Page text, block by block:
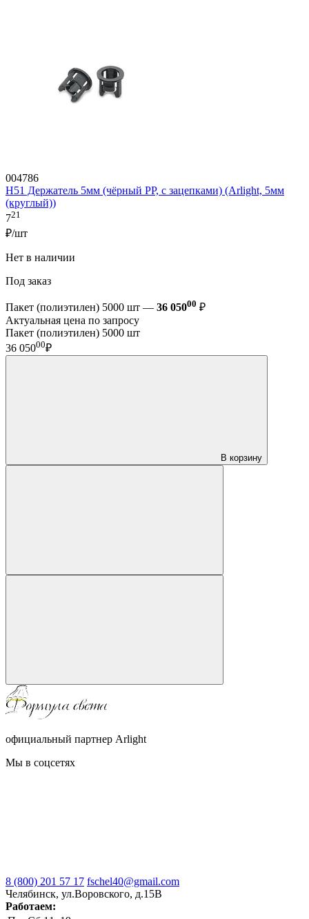
004786
H51 Держатель 5мм (чёрный PP, с зацепками) (Arlight, 5мм
(круглый))
721
₽/шт
Нет в наличии
Под заказ
Пакет (полиэтилен) 5000 шт — 36 05000 ₽
Актуальная цена по запросу
Пакет (полиэтилен) 5000 шт
36 05000₽
В корзину
официальный партнер Arlight
Мы в соцсетях
8 (800) 201 57 17 fschel40@gmail.com
Челябинск, ул.Воровского, д.15В
Работаем: